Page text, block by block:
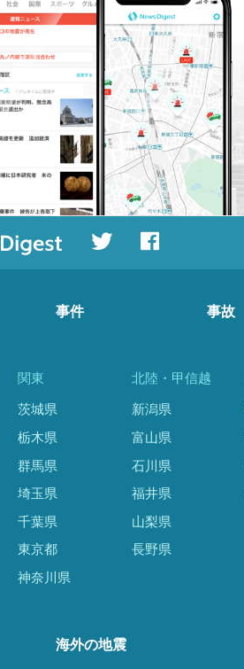
事件 事故
関東
茨城県
栃木県
群馬県
埼玉県
千葉県
東京都
神奈川県
北陸・甲信越
新潟県
富山県
石川県
福井県
山梨県
長野県
海外の地震